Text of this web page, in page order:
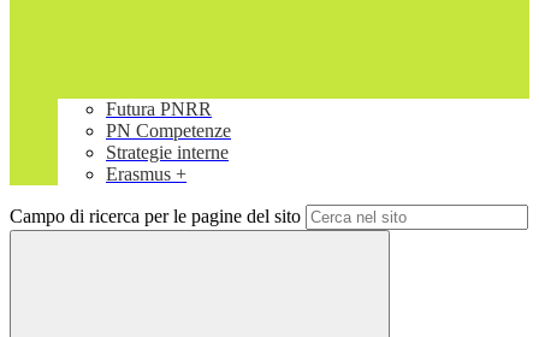
Futura PNRR
PN Competenze
Strategie interne
Erasmus +
Campo di ricerca per le pagine del sito